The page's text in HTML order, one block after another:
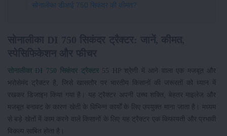
सोनालीका डीआई 750 सिकंदर की कीमत?
सोनालीका DI 750 सिकंदर ट्रैक्टर55 HP श्रेणी में आने वाला एक मजबूत और
भरोसेमंद ट्रैक्टर है, जिसे खासतौर पर भारतीय किसानों की जरूरतों को ध्यान में
रखकर डिजाइन किया गया है। यह ट्रैक्टर अपनी उच्च शक्ति, बेहतर माइलेज और
मजबूत बनावट के कारण खेती के विभिन्न कार्यों के लिए उपयुक्त माना जाता है। मध्यम
से बड़े खेतों में काम करने वाले किसानों के लिए यह ट्रैक्टर एक किफायती और प्रभावी
विकल्प साबित होता है।